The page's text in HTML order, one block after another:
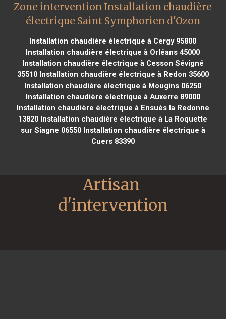
Zone intervention Installation chaudière
électrique Saint Symphorien d'Ozon
Installation chaudière électrique à Cergy 95800
Installation chaudière électrique à Orléans 45000
Installation chaudière électrique à Cesson Sévigné
35510Installation chaudière électrique à Redon 35600
Installation chaudière électrique à Mougins 06250
Installation chaudière électrique à Auxerre 89000
Installation chaudière électrique à Ensuès la Redonne
13820 Installation chaudière électrique à La Roquette
sur Siagne 06550Installation chaudière électrique à
Cuers 83390
Artisan
d'intervention